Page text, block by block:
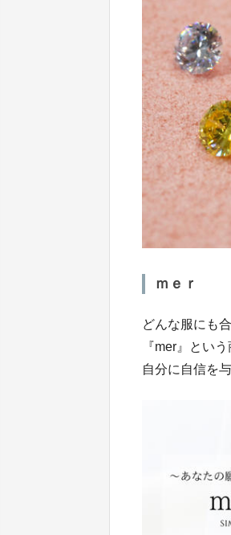
ｍｅｒ
どんな服にも
『mer』とい
自分に自信を